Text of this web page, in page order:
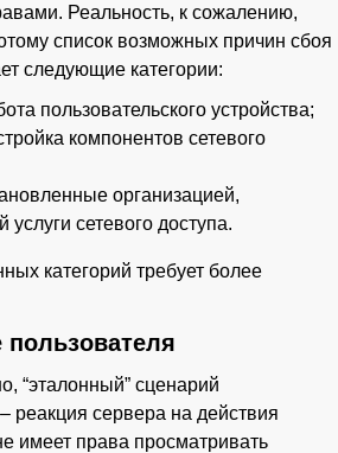
Реальность, к сожалению,
список возможных причин сбоя
следующие категории:
пользовательского устройства;
компонентов сетевого
организацией,
сетевого доступа.
категорий требует более
“эталонный” сценарий
реакция сервера на действия
имеет права просматривать